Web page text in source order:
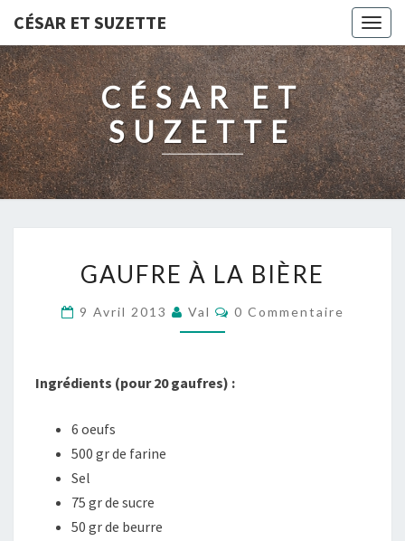
CÉSAR ET SUZETTE
CÉSAR ET
SUZETTE
À
BIÈRE
GAUFRE À LA BIÈRE
9 Avril 2013 Val Commentaires
0 Commentaire
Ingrédients (pour 20 gaufres) :
6 oeufs
500 gr de farine
Sel
75 gr de sucre
50 gr de beurre